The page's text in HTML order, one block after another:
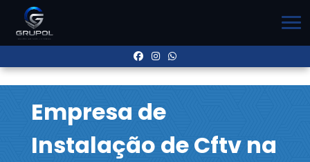
Empresa de
Instalação de Cftv na